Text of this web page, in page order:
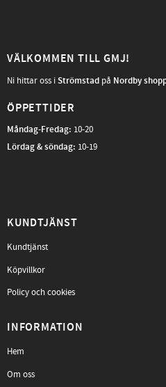
VÄLKOMMEN TILL GMJ!
Ni hittar oss iStrömstad på Nordby
ÖPPETTIDER
Måndag-Fredag: 10-20
Lördag & söndag: 10-19
KUNDTJÄNST
Kundtjänst
Köpvillkor
Policy och cookies
INFORMATION
Hem
Om oss